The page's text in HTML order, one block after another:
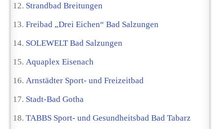
Strandbad Breitungen
Freibad „Drei Eichen“ Bad Salzungen
SOLEWELT Bad Salzungen
Aquaplex Eisenach
Arnstädter Sport- und Freizeitbad
Stadt-Bad Gotha
TABBS Sport- und Gesundheitsbad Bad Tabarz